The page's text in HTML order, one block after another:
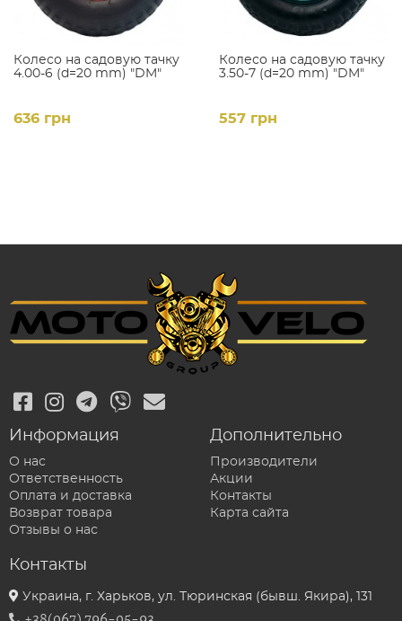
Колесо на садовую тачку
4.00-6 (d=20 mm) "DM"
636 грн
Колесо на садовую тачку
3.50-7 (d=20 mm) "DM"
557 грн
Информация
О нас
Ответственность
Оплата и доставка
Возврат товара
Отзывы о нас
Дополнительно
Производители
Акции
Контакты
Карта сайта
Контакты
Украина, г. Харьков, ул. Тюринская (бывш. Якира), 131